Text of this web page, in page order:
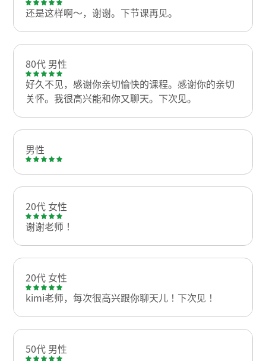
还是这样啊～，谢谢。下节课再见。
80代 男性
好久不见，感谢你亲切愉快的课程。感谢你的亲切
关怀。我很高兴能和你又聊天。下次见。
男性
20代 女性
谢谢老师！
20代 女性
kimi老师，每次很高兴跟你聊天儿！下次见！
50代 男性